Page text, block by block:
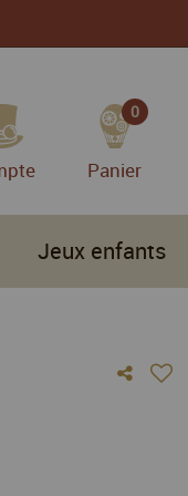
0
Panier
Jeux enfants